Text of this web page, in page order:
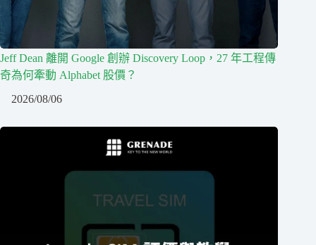
Jeff Dean 離開 Google 創辦 Discovery Loop，27 年工程傳
奇為何牽動 Alphabet 股價？
2026/08/06